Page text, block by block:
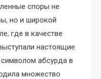
споры не
но и широкой
где в качестве
настоящие
абсурда в
множество